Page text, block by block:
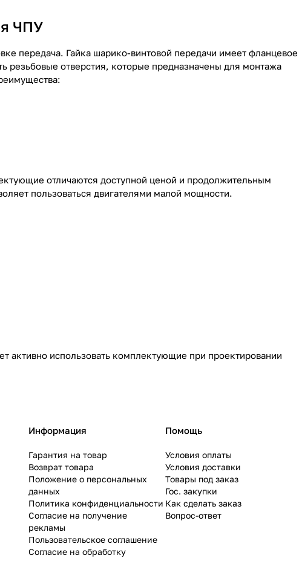
ЧПУ
передача. Гайка шарико-винтовой передачи имеет фланцевое
резьбовые отверстия, которые предназначены для монтажа
отличаются доступной ценой и продолжительным
пользоваться двигателями малой мощности.
активно использовать комплектующие при проектировании
Информация
Гарантия на товар
Возврат товара
Положение о персональных
данных
Политика конфиденциальности
Согласие на получение
рекламы
Пользовательское соглашение
Согласие на обработку
Помощь
Условия оплаты
Условия доставки
Товары под заказ
Гос. закупки
Как сделать заказ
Вопрос-ответ